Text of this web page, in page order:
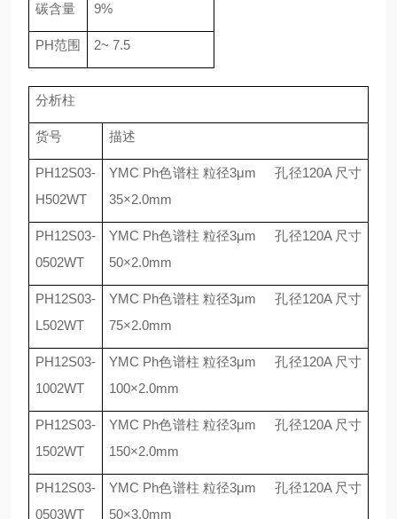
碳含量 9%
PH范围 2~ 7.5
分析柱
货号 描述
PH12S03-
H502WT
YMC Ph色谱柱 粒径3μm 孔径120A 尺寸
35×2.0mm
PH12S03-
0502WT
YMC Ph色谱柱 粒径3μm 孔径120A 尺寸
50×2.0mm
PH12S03-
L502WT
YMC Ph色谱柱 粒径3μm 孔径120A 尺寸
75×2.0mm
PH12S03-
1002WT
YMC Ph色谱柱 粒径3μm 孔径120A 尺寸
100×2.0mm
PH12S03-
1502WT
YMC Ph色谱柱 粒径3μm 孔径120A 尺寸
150×2.0mm
PH12S03-
0503WT
YMC Ph色谱柱 粒径3μm 孔径120A 尺寸
50×3.0mm